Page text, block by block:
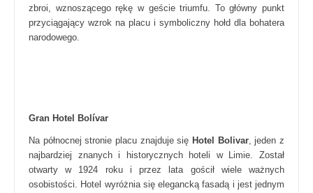
zbroi, wznoszącego rękę w geście triumfu. To główny punkt
przyciągający wzrok na placu i symboliczny hołd dla bohatera
narodowego.
Gran Hotel Bolívar
Na północnej stronie placu znajduje się Hotel Bolivar, jeden z
najbardziej znanych i historycznych hoteli w Limie. Został
otwarty w 1924 roku i przez lata gościł wiele ważnych
osobistości. Hotel wyróżnia się elegancką fasadą i jest jednym